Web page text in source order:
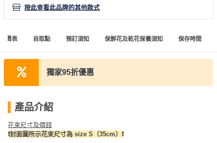
y
R
o
到
會
食
特
P
y
朋
聚
動
動
略
劃
按此查看此品牌的其他款式
運費表 自取點 預訂須知 保鮮花及乾花保養須知 保存時間
獨家95折優惠
產品介紹
花束尺寸及價錢
❗️封面圖所示花束尺寸為 size S（35cm）❗️